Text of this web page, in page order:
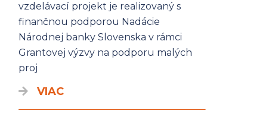
vzdelávací projekt je realizovaný s
finančnou podporou Nadácie
Národnej banky Slovenska v rámci
Grantovej výzvy na podporu malých
proj
VIAC